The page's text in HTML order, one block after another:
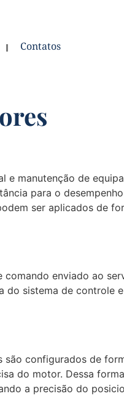
Contatos
e manutenção de
para o
ser aplicados de
enviado ao
do sistema de controle
são configurados de
do motor. Dessa
a precisão do